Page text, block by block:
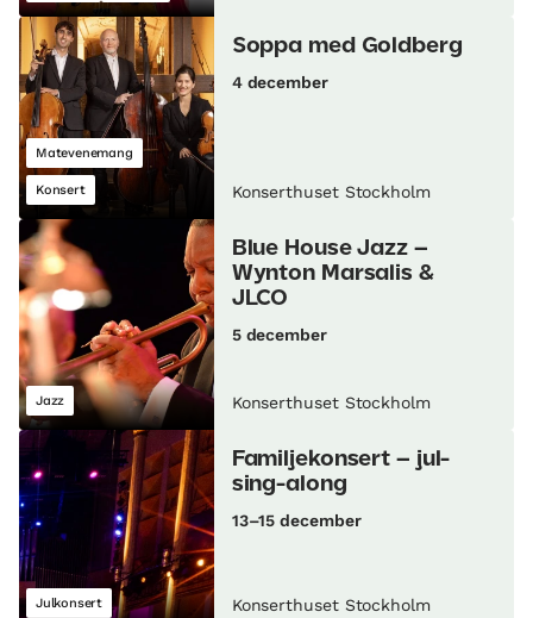
Matevenemang
Konsert
Soppa med Goldberg
4 december
Konserthuset Stockholm
Jazz
Blue House Jazz –
Wynton Marsalis &
JLCO
5 december
Konserthuset Stockholm
Julkonsert
Familjekonsert – jul-
sing-along
13–15 december
Konserthuset Stockholm